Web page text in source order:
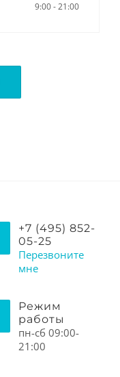
9:00 - 21:00
+7 (495) 852-
05-25
Перезвоните
мне
Режим
работы
пн-сб 09:00-
21:00